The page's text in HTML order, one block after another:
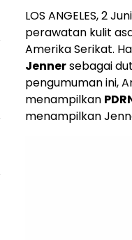
LOS ANGELES,2
perawatan kulit
Amerika Serikat.
Jennersebagai
pengumuman ini,
menampilkan
menampilkan